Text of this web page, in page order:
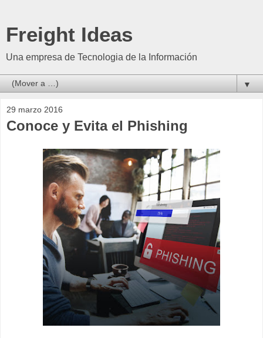
Freight Ideas
Una empresa de Tecnologia de la Información
▼
29 marzo 2016
Conoce y Evita el Phishing